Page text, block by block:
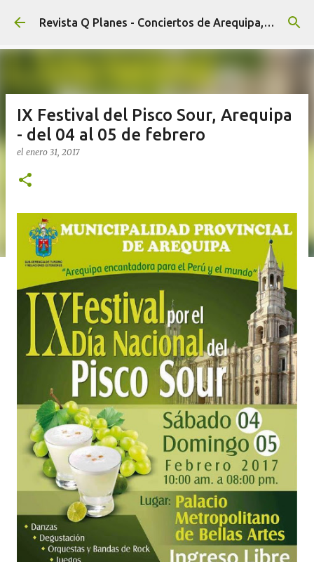
Ir al contenido principal Revista Q Planes - Conciertos de Arequipa, fiestas, eventos y Cultura
IX Festival del Pisco Sour, Arequipa
- del 04 al 05 de febrero
el enero 31, 2017